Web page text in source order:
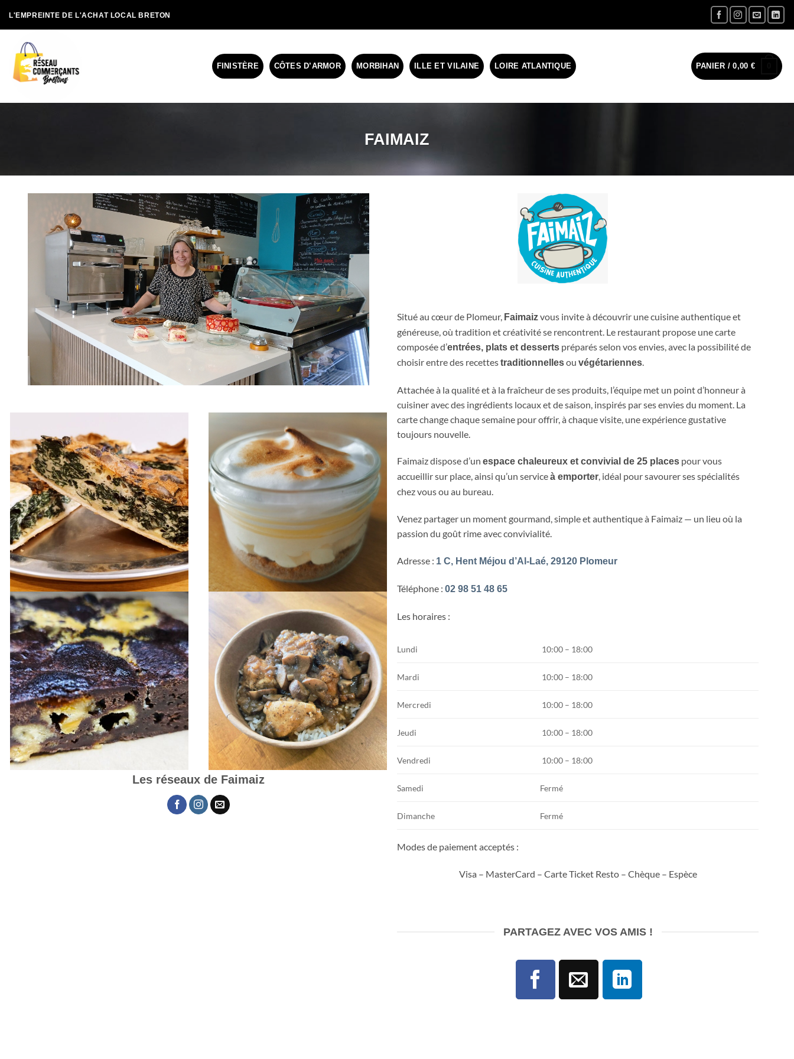
au
L'EMPREINTE DE L'ACHAT LOCAL BRETON
FINISTÈRE CÔTES D’ARMOR MORBIHAN ILLE ET VILAINE LOIRE ATLANTIQUE PANIER /0,00 €
FAIMAIZ
Les réseaux de Faimaiz
Situé au cœur de Plomeur, Faimaizvous invite à découvrir une cuisine authentique et
généreuse, où tradition et créativité se rencontrent. Le restaurant propose une carte
composée d’entrées, plats et desserts préparés selon vos envies, avec la possibilité de
choisir entre des recettestraditionnellesou végétariennes
Attachée à la qualité et à la fraîcheur de ses produits, l’équipe met un point d’honneur à
cuisiner avec des ingrédients locaux et de saison, inspirés par ses envies du moment. La
carte change chaque semaine pour offrir, à chaque visite, une expérience gustative
toujours nouvelle.
Faimaiz dispose d’un espace chaleureux et convivial de 25 places pour vous
accueillir sur place, ainsi qu’un serviceà emporter, idéal pour savourer ses spécialités
chez vous ou au bureau.
Venez partager un moment gourmand, simple et authentique à Faimaiz — un lieu où la
passion du goût rime avec convivialité.
Adresse : 1 C, Hent Méjou d’Al-Laé, 29120 Plomeur
Téléphone : 02 98 51 48 65
Les horaires :
Lundi 10:00 – 18:00
Mardi 10:00 – 18:00
Mercredi 10:00 – 18:00
Jeudi 10:00 – 18:00
Vendredi 10:00 – 18:00
Samedi Fermé
Dimanche Fermé
Modes de paiement acceptés :
Visa – MasterCard – Carte Ticket Resto – Chèque – Espèce
PARTAGEZ AVEC VOS AMIS !